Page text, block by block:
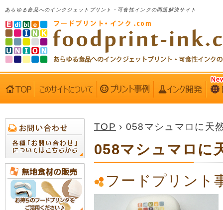
あらゆる食品へのインクジェットプリント・可食性インクの問題解決サイト
TOP › 058マシュマロに天
058マシュマロに
フードプリント